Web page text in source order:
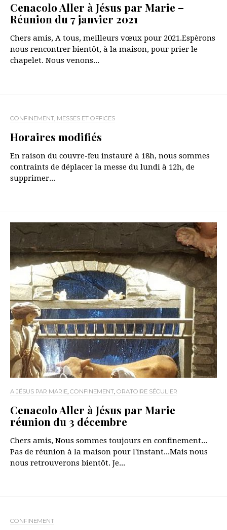
Cenacolo Aller à Jésus par Marie –
Réunion du 7 janvier 2021
Chers amis, A tous, meilleurs vœux pour 2021.Espèrons
nous rencontrer bientôt, à la maison, pour prier le
chapelet. Nous venons...
CONFINEMENT, MESSES ET OFFICES
Horaires modifiés
En raison du couvre-feu instauré à 18h, nous sommes
contraints de déplacer la messe du lundi à 12h, de
supprimer...
A JÉSUS PAR MARIE, CONFINEMENT, ORATOIRE SÉCULIER
Cenacolo Aller à Jésus par Marie
réunion du 3 décembre
Chers amis, Nous sommes toujours en confinement...
Pas de réunion à la maison pour l'instant...Mais nous
nous retrouverons bientôt. Je...
CONFINEMENT